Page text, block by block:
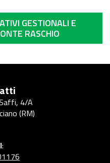
GESTIONALI E
RASCHIO
4/A
(RM)
: